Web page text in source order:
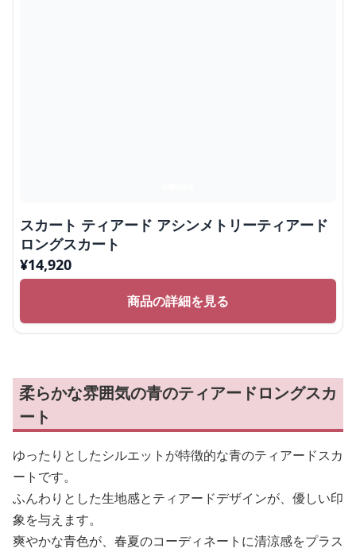
スカート ティアード アシンメトリーティアード
ロングスカート
¥14,920
商品の詳細を見る
柔らかな雰囲気の青のティアードロングスカ
ート
ゆったりとしたシルエットが特徴的な青のティアードスカ
ートです。
ふんわりとした生地感とティアードデザインが、優しい印
象を与えます。
爽やかな青色が、春夏のコーディネートに清涼感をプラス